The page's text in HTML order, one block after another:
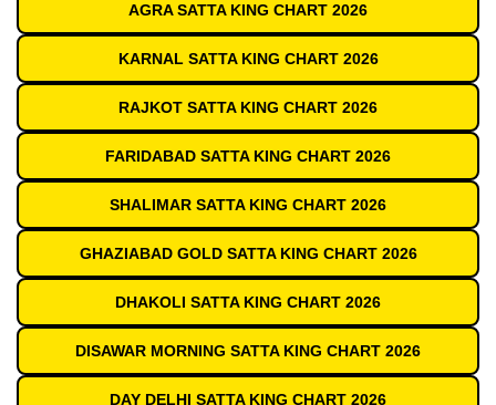
AGRA SATTA KING CHART 2026
KARNAL SATTA KING CHART 2026
RAJKOT SATTA KING CHART 2026
FARIDABAD SATTA KING CHART 2026
SHALIMAR SATTA KING CHART 2026
GHAZIABAD GOLD SATTA KING CHART 2026
DHAKOLI SATTA KING CHART 2026
DISAWAR MORNING SATTA KING CHART 2026
DAY DELHI SATTA KING CHART 2026